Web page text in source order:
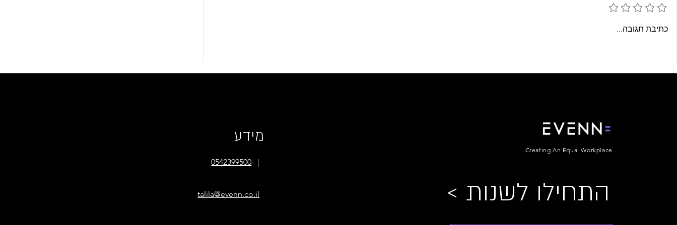
מי הוא באמת המתעמר במקום
כתיבת תגובה...
מידע
0542399500
talila@evenn.co.il
Creating An Equal Workplace
< התחילו לשנות